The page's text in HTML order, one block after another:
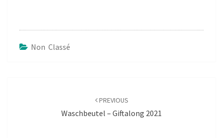
Non Classé
PREVIOUS
Waschbeutel – Giftalong 2021